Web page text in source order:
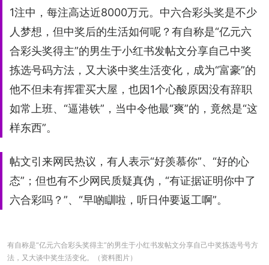
1注中，每注高达近8000万元。中六合彩头奖是不少
人梦想，但中奖后的生活如何呢？有自称是“亿元六
合彩头奖得主”的男生于小红书发帖文分享自己中奖
拣选号码方法，又大谈中奖生活变化，成为“富豪”的
他不但未有挥霍买大屋，也因1个心酸原因没有辞职
如常上班、“逼港铁”，当中令他最“爽”的，竟然是“这
样东西”。
帖文引来网民热议，有人表示“好羡慕你”、“好的心
态”；但也有不少网民质疑真伪，“有证据证明你中了
六合彩吗？”、“早啲瞓啦，听日仲要返工啊”。
有自称是“亿元六合彩头奖得主”的男生于小红书发帖文分享自己中奖拣选号号方
法，又大谈中奖生活变化。（资料图片）